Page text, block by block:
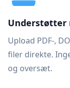
Understøtter
Upload PDF-,
filer direkte.
og oversæt.